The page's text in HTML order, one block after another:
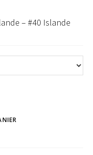
– #40 Islande